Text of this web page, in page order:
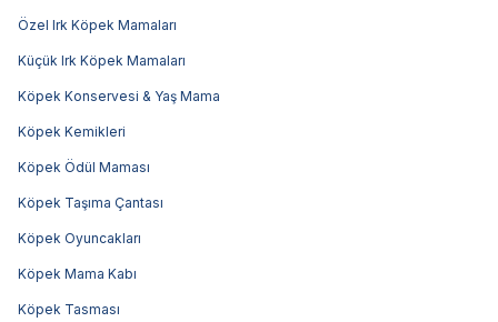
Özel Irk Köpek Mamaları
Küçük Irk Köpek Mamaları
Köpek Konservesi & Yaş Mama
Köpek Kemikleri
Köpek Ödül Maması
Köpek Taşıma Çantası
Köpek Oyuncakları
Köpek Mama Kabı
Köpek Tasması